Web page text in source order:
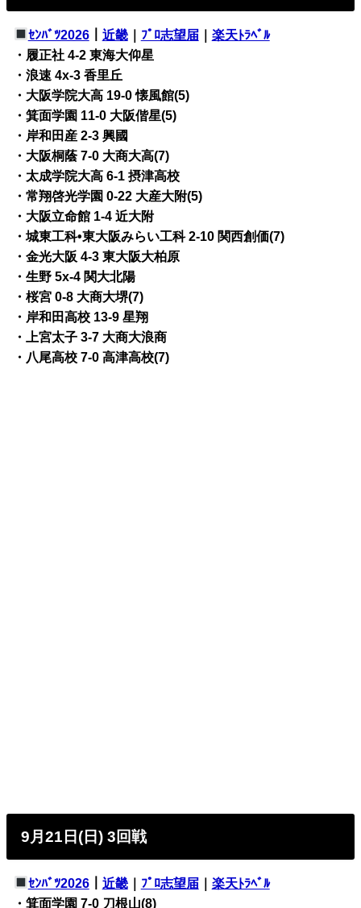
ｾﾝﾊﾞﾂ2026｜ 近畿｜ ﾌﾟﾛ志望届｜ 楽天ﾄﾗﾍﾞﾙ
・履正社 4-2 東海大仰星
・浪速 4x-3 香里丘
・大阪学院大高 19-0 懐風館(5)
・箕面学園 11-0 大阪偕星(5)
・岸和田産 2-3 興國
・大阪桐蔭 7-0 大商大高(7)
・太成学院大高 6-1 摂津高校
・常翔啓光学園 0-22 大産大附(5)
・大阪立命館 1-4 近大附
・城東工科•東大阪みらい工科 2-10 関西創価(7)
・金光大阪 4-3 東大阪大柏原
・生野 5x-4 関大北陽
・桜宮 0-8 大商大堺(7)
・岸和田高校 13-9 星翔
・上宮太子 3-7 大商大浪商
・八尾高校 7-0 高津高校(7)
9月21日(日) 3回戦
ｾﾝﾊﾞﾂ2026｜ 近畿｜ ﾌﾟﾛ志望届｜ 楽天ﾄﾗﾍﾞﾙ
・箕面学園 7-0 刀根山(8)